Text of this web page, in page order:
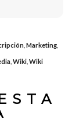
, Marketing,
, Wiki, Wiki